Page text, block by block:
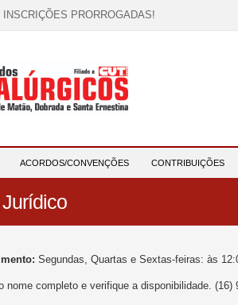
INSCRIÇÕES PRORROGADAS!
Increva-se! Link na descrição!
- DATA-BASE 2026: HORA DE UNIÃO E
ACORDOS/CONVENÇÕES CONTRIBUIÇÕES
Segundas, Quartas e Sextas-feiras: às
nome completo e verifique a disponibilidade. (16)